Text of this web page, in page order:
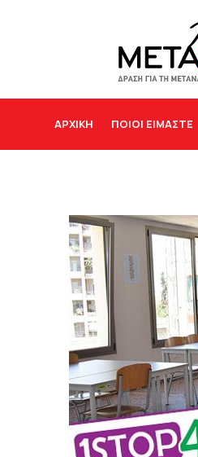
ΑΡΧΙΚΉ ΠΟΙΟΙ ΕΙΜΑΣΤΕ